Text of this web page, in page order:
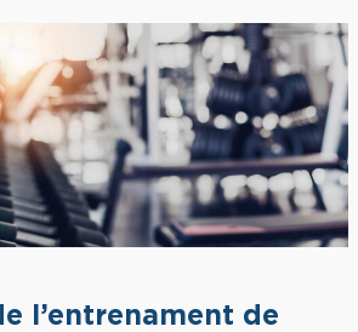
l’entrenament de